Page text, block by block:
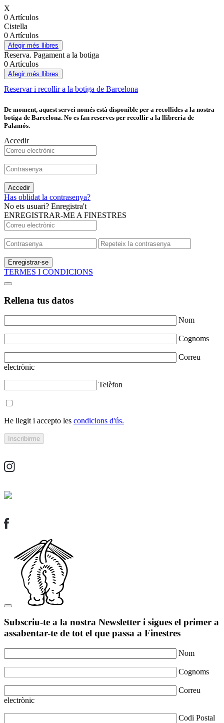
X
0 Artículos
Cistella
0 Artículos
Afegir més llibres
Reserva. Pagament a la botiga
0 Artículos
Afegir més llibres
Reservar i recollir a la botiga de Barcelona
De moment, aquest servei només està disponible per a recollides a la nostra
botiga de Barcelona. No es fan reserves per recollir a la llibreria de
Palamós.
Accedir
Accedir
Has oblidat la contrasenya?
No ets usuari? Enregistra't
ENREGISTRAR-ME A FINESTRES
Enregistrar-se
TERMES I CONDICIONS
Rellena tus datos
Nom
Cognoms
Correu
electrònic
Telèfon
He llegit i accepto les condicions d'ús.
Subscriu-te a la nostra Newsletter i sigues el primer a
assabentar-te de tot el que passa a Finestres
Nom
Cognoms
Correu
electrònic
Codi Postal